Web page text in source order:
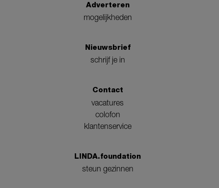
Adverteren
mogelijkheden
Nieuwsbrief
schrijf je in
Contact
vacatures
colofon
klantenservice
LINDA.foundation
steun gezinnen